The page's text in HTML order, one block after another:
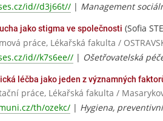
id//d3j66t// | Management
jako stigma ve společnosti (Sofia
práce, Lékařská fakulta /
id//k7s6ee// | Ošetřovatelská
léčba jako jeden z významných
práce, Lékařská fakulta /
th/ozekc/ | Hygiena,